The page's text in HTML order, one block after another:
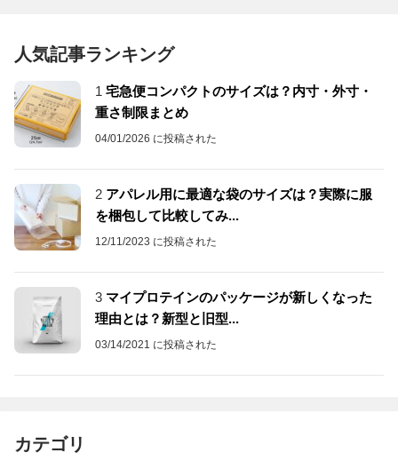
人気記事ランキング
1 宅急便コンパクトのサイズは？内寸・外寸・
重さ制限まとめ
04/01/2026 に投稿された
2 アパレル用に最適な袋のサイズは？実際に服
を梱包して比較してみ...
12/11/2023 に投稿された
3 マイプロテインのパッケージが新しくなった
理由とは？新型と旧型...
03/14/2021 に投稿された
カテゴリ